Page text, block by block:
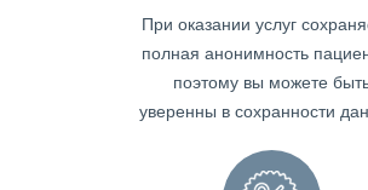
При оказании услуг
полная анонимность
поэтому вы можете
уверенны в сохранности